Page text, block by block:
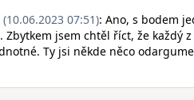
(10.06.2023 07:51): Ano, s bodem
Zbytkem jsem chtěl říct, že každý
Ty jsi někde něco